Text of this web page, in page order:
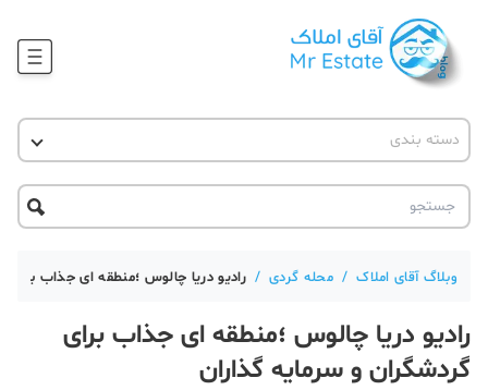
آموزش املاک
حقوقی
آکادمی
دسته بندی
آقای مشاور املاک
آکادمی آقای املاک
آموزش املاک
آموزش پلتفرم آقای املاک
تحلیل مسکن
وبلاگ آقای املاک / محله گردی / رادیو دریا چالوس ؛منطقه ای جذاب برای
رادیو دریا چالوس ؛منطقه ای جذاب برای
گردشگران و سرمایه گذاران